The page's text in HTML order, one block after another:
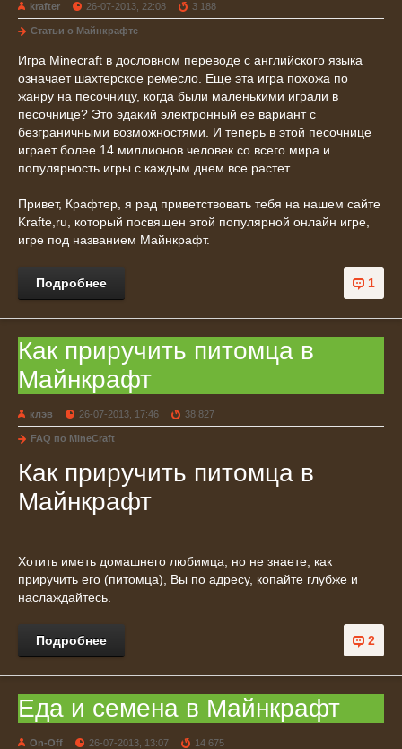
krafter 26-07-2013, 22:08 3 188
Статьи о Майнкрафте
Игра Minecraft в дословном переводе с английского языка
означает шахтерское ремесло. Еще эта игра похожа по
жанру на песочницу, когда были маленькими играли в
песочнице? Это эдакий электронный ее вариант с
безграничными возможностями. И теперь в этой песочнице
играет более 14 миллионов человек со всего мира и
популярность игры с каждым днем все растет.
Привет, Крафтер, я рад приветствовать тебя на нашем сайте
Krafte,ru, который посвящен этой популярной онлайн игре,
игре под названием Майнкрафт.
1
Подробнее
Как приручить питомца в
Майнкрафт
клэв 26-07-2013, 17:46 38 827
FAQ по MineCraft
Как приручить питомца в
Майнкрафт
Хотить иметь домашнего любимца, но не знаете, как
приручить его (питомца), Вы по адресу, копайте глубже и
наслаждайтесь.
2
Подробнее
Еда и семена в Майнкрафт
On-Off 26-07-2013, 13:07 14 675